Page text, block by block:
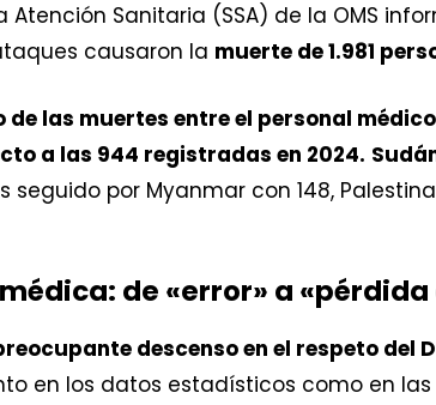
Sanitaria (SSA) de la OMS
causaron la muerte de 1.981
las muertes entre el personal médico
a las 944 registradas en 2024.
seguido por Myanmar con 148,
de «error» a
descenso en el respeto del
en los datos estadísticos como en